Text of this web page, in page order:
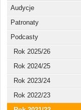
Audycje
Patronaty
Podcasty
Rok 2025/26
Rok 2024/25
Rok 2023/24
Rok 2022/23